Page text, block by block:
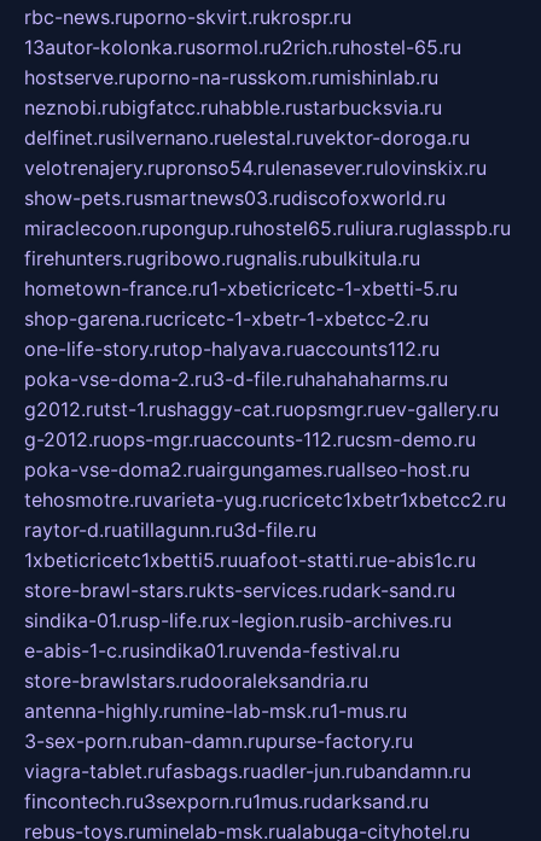
rbc-news.ruporno-skvirt.rukrospr.ru
13autor-kolonka.rusormol.ru2rich.ruhostel-65.ru
hostserve.ruporno-na-russkom.rumishinlab.ru
neznobi.rubigfatcc.ruhabble.rustarbucksvia.ru
delfinet.rusilvernano.ruelestal.ruvektor-doroga.ru
velotrenajery.rupronso54.rulenasever.rulovinskix.ru
show-pets.rusmartnews03.rudiscofoxworld.ru
miraclecoon.rupongup.ruhostel65.ruliura.ruglasspb.ru
firehunters.rugribowo.rugnalis.rubulkitula.ru
hometown-france.ru1-xbeticricetc-1-xbetti-5.ru
shop-garena.rucricetc-1-xbetr-1-xbetcc-2.ru
one-life-story.rutop-halyava.ruaccounts112.ru
poka-vse-doma-2.ru3-d-file.ruhahahaharms.ru
g2012.rutst-1.rushaggy-cat.ruopsmgr.ruev-gallery.ru
g-2012.ruops-mgr.ruaccounts-112.rucsm-demo.ru
poka-vse-doma2.ruairgungames.ruallseo-host.ru
tehosmotre.ruvarieta-yug.rucricetc1xbetr1xbetcc2.ru
raytor-d.ruatillagunn.ru3d-file.ru
1xbeticricetc1xbetti5.ruuafoot-statti.rue-abis1c.ru
store-brawl-stars.rukts-services.rudark-sand.ru
sindika-01.rusp-life.rux-legion.rusib-archives.ru
e-abis-1-c.rusindika01.ruvenda-festival.ru
store-brawlstars.rudooraleksandria.ru
antenna-highly.rumine-lab-msk.ru1-mus.ru
3-sex-porn.ruban-damn.rupurse-factory.ru
viagra-tablet.rufasbags.ruadler-jun.rubandamn.ru
fincontech.ru3sexporn.ru1mus.rudarksand.ru
rebus-toys.ruminelab-msk.rualabuga-cityhotel.ru